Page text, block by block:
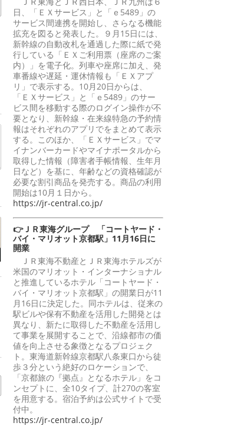
日、「ＥＸサービス」と「ｅ5489」の
サービス間連携を開始し、さらなる機能
拡充を図ると発表した。９月15日には、
新幹線の自動改札を通過した際に紙で発
行している「ＥＸご利用票（座席のご案
内）」を電子化。列車や座席に加え、発
車番線や遅延・運休情報も「ＥＸアプ
リ」で表示する。10月20日からは、
「ＥＸサービス」と「ｅ5489」のサー
ビス間を移動する際のログイン操作が不
要となり、新幹線・在来線特急の予約情
報はそれぞれのアプリでをまとめて表示
する。このほか、「ＥＸサービス」でマ
イナンバーカードやマイナポータルから
取得した情報（障害者手帳情報、生年月
日など）を基に、年齢などの資格確認が
必要な割引商品を発売する。商品の利用
開始は10月１日から。
https://jr-central.co.jp/
👉ＪＲ東海グループ 「コートヤード・
バイ・マリオット京都駅」11月16日に
開業
ＪＲ東海不動産とＪＲ東海ホテルズが
米国のマリオット・インターナショナル
と推進しているホテル「コートヤード・
バイ・マリオット京都駅」の開業日が11
月16日に決定した。同ホテルは、従来の
駅ビルや保有不動産を活用した開発とは
異なり、新たに取得した不動産を活用し
て事業を展開することで、沿線都市の価
値を向上させる象徴となるプロジェク
ト。東海道新幹線京都駅八条東口から徒
歩３分という絶好のロケーションで、
「京都旅の『拠点』となるホテル」をコ
ンセプトに、全10タイプ、計270の客室
を用意する。宿泊予約は公式サイトで受
付中。
https://jr-central.co.jp/